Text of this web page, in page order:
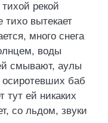
рекой
тихо вытекает
много снега
воды
смывают, аулы
баб
тут ей никаких
со льдом, звуки